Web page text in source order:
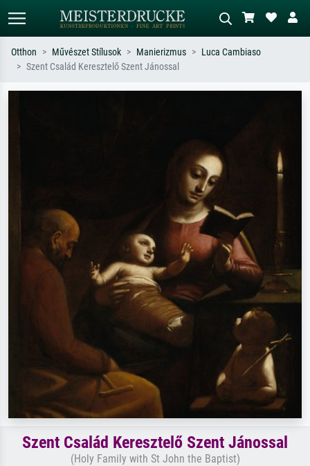
Otthon Művészet Stílusok Manierizmus
Luca Cambiaso
Szent Család Keresztelő Szent Jánossal
Szent Család Keresztelő Szent Jánossal
(Holy Family with St John the Baptist)